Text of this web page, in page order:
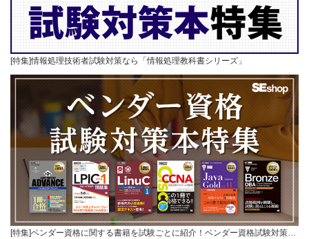
[特集]情報処理技術者試験対策なら「情報処理教科書シリーズ」
[特集]ベンダー資格に関する書籍を試験ごとに紹介！ベンダー資格試験対策…